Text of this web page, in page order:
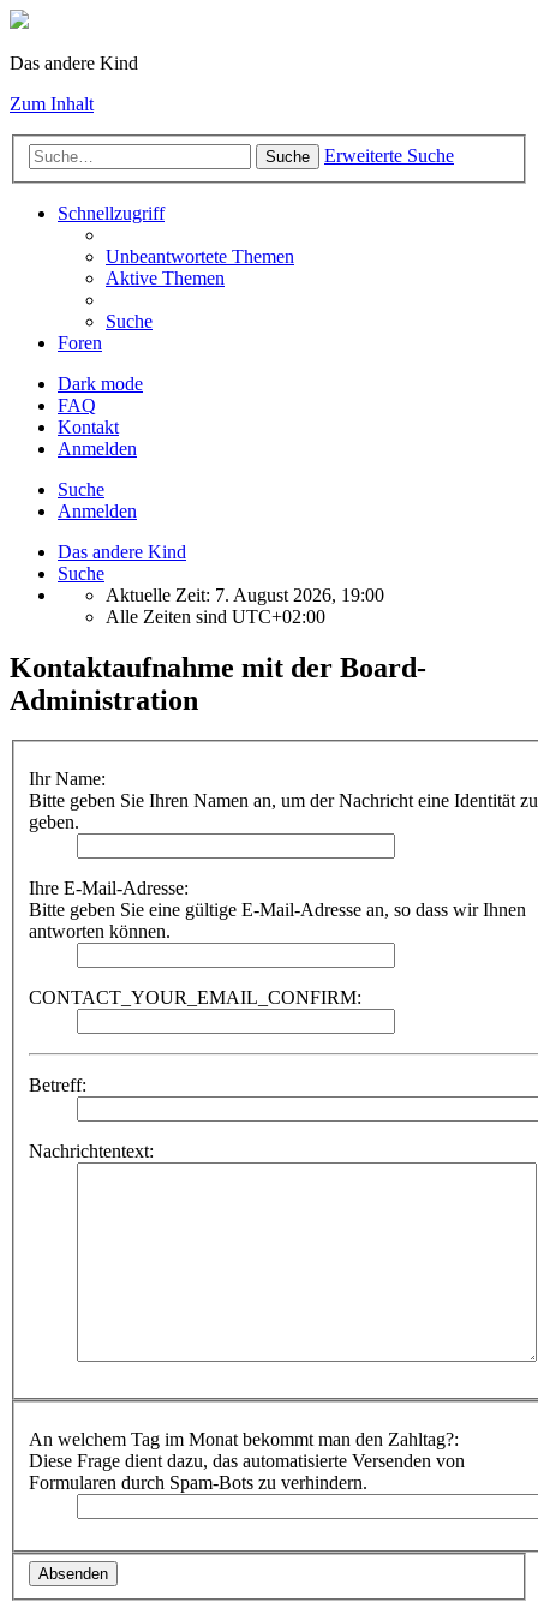
Das andere Kind
Zum Inhalt
Suche Erweiterte Suche
Schnellzugriff
Unbeantwortete Themen
Aktive Themen
Suche
Foren
Dark mode
FAQ
Kontakt
Anmelden
Suche
Anmelden
Das andere Kind
Suche
Aktuelle Zeit: 7. August 2026, 19:00
Alle Zeiten sind UTC+02:00
Kontaktaufnahme mit der Board-
Administration
Ihr Name:
Bitte geben Sie Ihren Namen an, um der Nachricht eine Identität zu
geben.
Ihre E-Mail-Adresse:
Bitte geben Sie eine gültige E-Mail-Adresse an, so dass wir Ihnen
antworten können.
CONTACT_YOUR_EMAIL_CONFIRM:
Betreff:
Nachrichtentext:
An welchem Tag im Monat bekommt man den Zahltag?:
Diese Frage dient dazu, das automatisierte Versenden von
Formularen durch Spam-Bots zu verhindern.